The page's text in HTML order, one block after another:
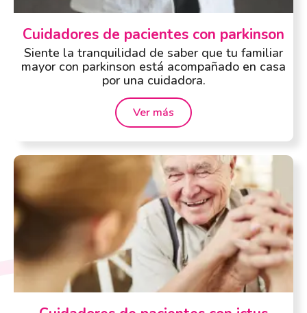
Cuidadores de pacientes con parkinson
Siente la tranquilidad de saber que tu familiar
mayor con parkinson está acompañado en casa
por una cuidadora.
Ver más